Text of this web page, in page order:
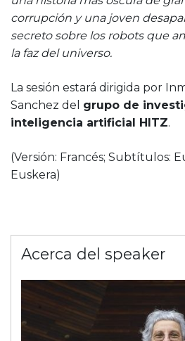
corrupción y una joven
secreto sobre los robots que
la faz del universo.
La sesión estará dirigida por
Sanchez del grupo de
inteligencia artificial HITZ.
(Versión: Francés; Subtítulos:
Euskera)
Acerca del speaker